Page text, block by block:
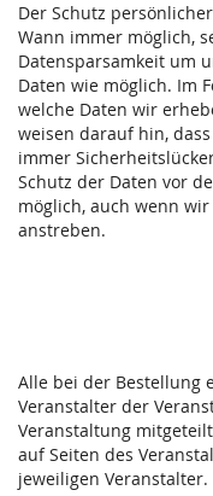
Der Schutz
Wann immer möglich,
Datensparsamkeit um
Daten wie möglich. Im
welche Daten wir
weisen darauf hin,
immer
Schutz der Daten vor
möglich, auch wenn
anstreben.
Alle bei der Bestellung
Veranstalter der
Veranstaltung
auf Seiten des
jeweiligen Veranstalter.